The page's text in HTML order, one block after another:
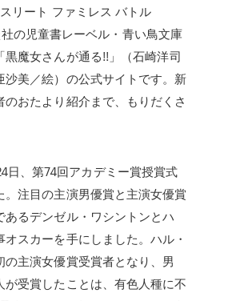
リート ファミレス バトル
の児童書レーベル・青い鳥文庫
黒魔女さんが通る!!」（石崎洋司
沙美／絵）の公式サイトです。新
おたより紹介まで、もりだくさ
日、第74回アカデミー賞授賞式
。注目の主演男優賞と主演女優賞
あるデンゼル・ワシントンとハ
スカーを手にしました。ハル・
主演女優賞受賞者となり、男
が受賞したことは、有色人種に不